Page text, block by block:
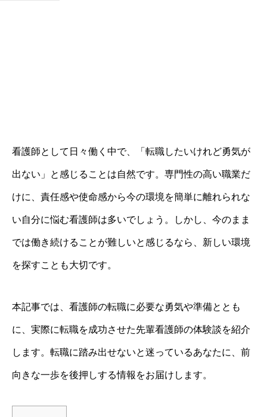
看護師として日々働く中で、「転職したいけれど勇気が
出ない」と感じることは自然です。専門性の高い職業だ
けに、責任感や使命感から今の環境を簡単に離れられな
い自分に悩む看護師は多いでしょう。しかし、今のまま
では働き続けることが難しいと感じるなら、新しい環境
を探すことも大切です。
本記事では、看護師の転職に必要な勇気や準備ととも
に、実際に転職を成功させた先輩看護師の体験談を紹介
します。転職に踏み出せないと迷っているあなたに、前
向きな一歩を後押しする情報をお届けします。